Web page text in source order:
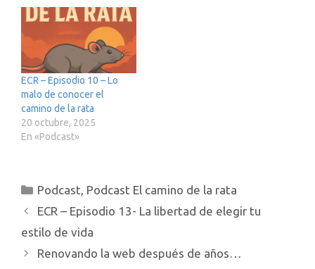
ECR – Episodio 10 – Lo
malo de conocer el
camino de la rata
20 octubre, 2025
En «Podcast»
Categorías
Podcast Podcast El camino de la rata
ECR – Episodio 13- La libertad de elegir tu
estilo de vida
Renovando la web después de años…